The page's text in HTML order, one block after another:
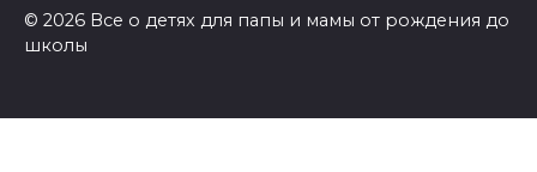
© 2026 Все о детях для папы и мамы от рождения до
школы